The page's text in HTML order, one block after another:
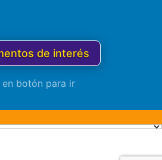
de interés
en botón para ir